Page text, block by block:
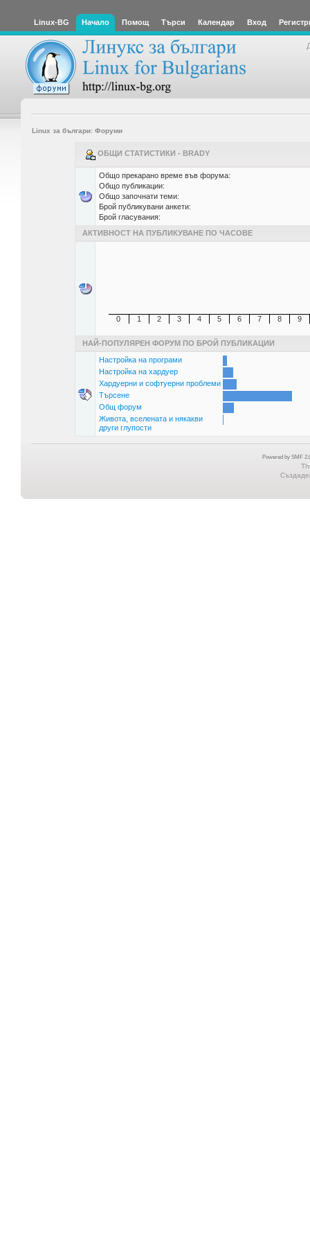
Linux-BG Начало Помощ Търси Календар Вход
Linux за българи: Форуми
ОБЩИ СТАТИСТИКИ - BRADY
Общо прекарано време във форума:
Общо публикации:
Общо започнати теми:
Брой публикувани анкети:
Брой гласувания:
АКТИВНОСТ НА ПУБЛИКУВАНЕ ПО ЧАСОВЕ
0 1 2 3 4 5 6 7 8 9
НАЙ-ПОПУЛЯРЕН ФОРУМ ПО БРОЙ ПУБЛИКАЦИИ
Настройка на програми
Настройка на хардуер
Хардуерни и софтуерни проблеми
Търсене
Общ форум
Живота, вселената и някакви
други глупости
Powered by SMF